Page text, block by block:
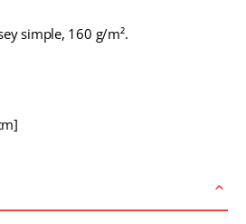
simple, 160 g/m².